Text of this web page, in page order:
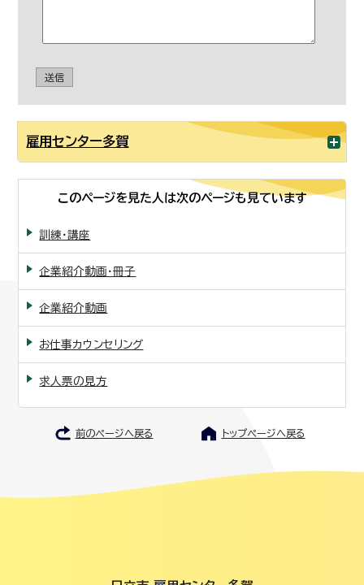
送信
雇用センター多賀
このページを見た人は次のページも見ています
訓練・講座
企業紹介動画・冊子
企業紹介動画
お仕事カウンセリング
求人票の見方
前のページへ戻る トップページへ戻る